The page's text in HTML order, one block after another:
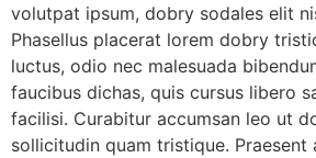
volutpat ipsum, dobry sodales elit
Phasellus placerat lorem dobry
luctus, odio nec malesuada
faucibus dichas, quis cursus libero
facilisi. Curabitur accumsan leo ut
sollicitudin quam tristique. Praesent